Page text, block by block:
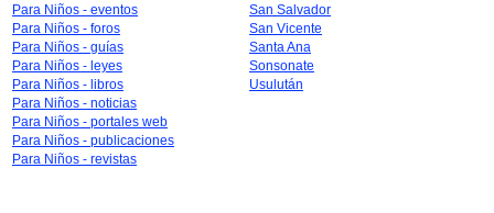
Para Niños - eventos
Para Niños - foros
Para Niños - guías
Para Niños - leyes
Para Niños - libros
Para Niños - noticias
Para Niños - portales web
Para Niños - publicaciones
Para Niños - revistas
San Salvador
San Vicente
Santa Ana
Sonsonate
Usulután